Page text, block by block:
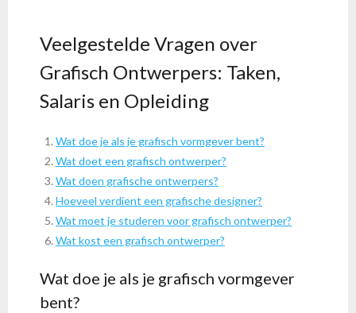
Veelgestelde Vragen over
Grafisch Ontwerpers: Taken,
Salaris en Opleiding
Wat doe je als je grafisch vormgever bent?
Wat doet een grafisch ontwerper?
Wat doen grafische ontwerpers?
Hoeveel verdient een grafische designer?
Wat moet je studeren voor grafisch ontwerper?
Wat kost een grafisch ontwerper?
Wat doe je als je grafisch vormgever
bent?